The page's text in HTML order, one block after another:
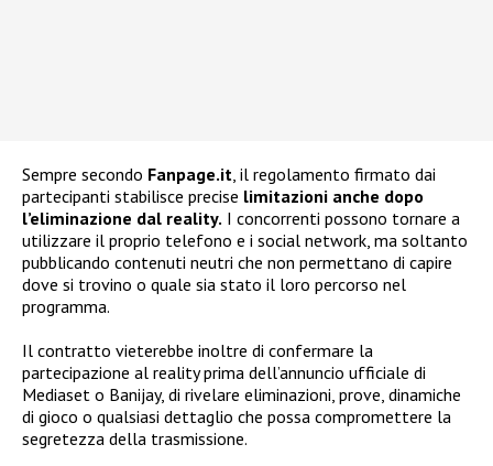
Sempre secondo Fanpage.it , il regolamento firmato dai
partecipanti stabilisce precise limitazioni anche dopo
l’eliminazione dal reality. I concorrenti possono tornare a
utilizzare il proprio telefono e i social network, ma soltanto
pubblicando contenuti neutri che non permettano di capire
dove si trovino o quale sia stato il loro percorso nel
programma.
Il contratto vieterebbe inoltre di confermare la
partecipazione al reality prima dell’annuncio ufficiale di
Mediaset o Banijay, di rivelare eliminazioni, prove, dinamiche
di gioco o qualsiasi dettaglio che possa compromettere la
segretezza della trasmissione.